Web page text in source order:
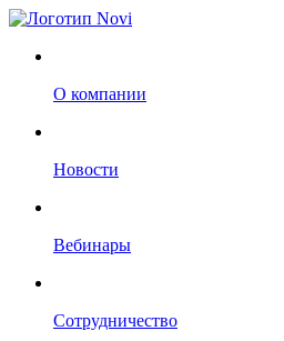
О компании
Новости
Вебинары
Сотрудничество